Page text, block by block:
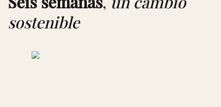
sostenible